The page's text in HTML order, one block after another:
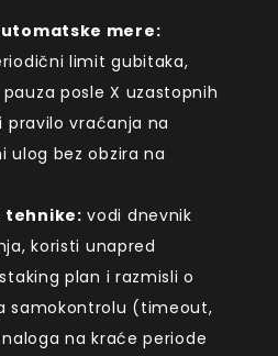
mere:
limit gubitaka,
posle X uzastopnih
pravilo vraćanja na
ulog bez obzira na
tehnike: vodi dnevnik
koristi unapred
plan i razmisli o
samokontrolu (timeout,
na kraće periode